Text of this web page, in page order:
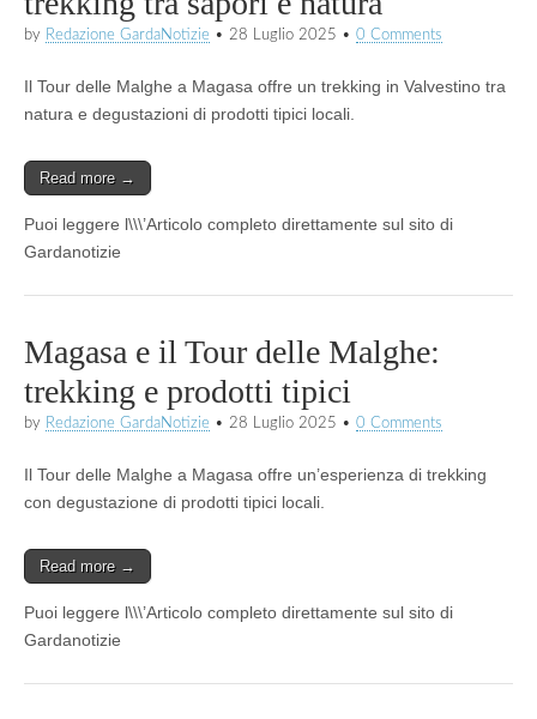
by Redazione GardaNotizie • 28 Luglio 2025 • 0 Comments
Il Tour delle Malghe a Magasa offre un trekking in Valvestino tra
natura e degustazioni di prodotti tipici locali.
Read more →
Puoi leggere l\\\’Articolo completo direttamente sul sito di
Gardanotizie
Magasa e il Tour delle Malghe:
trekking e prodotti tipici
by Redazione GardaNotizie • 28 Luglio 2025 • 0 Comments
Il Tour delle Malghe a Magasa offre un’esperienza di trekking
con degustazione di prodotti tipici locali.
Read more →
Puoi leggere l\\\’Articolo completo direttamente sul sito di
Gardanotizie